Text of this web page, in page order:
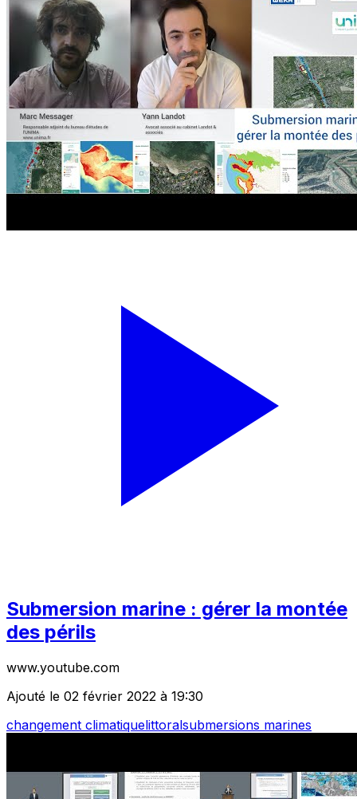
Submersion marine : gérer la montée
des périls
www.youtube.com
Ajouté le 02 février 2022 à 19:30
changement climatiquelittoralsubmersions marines